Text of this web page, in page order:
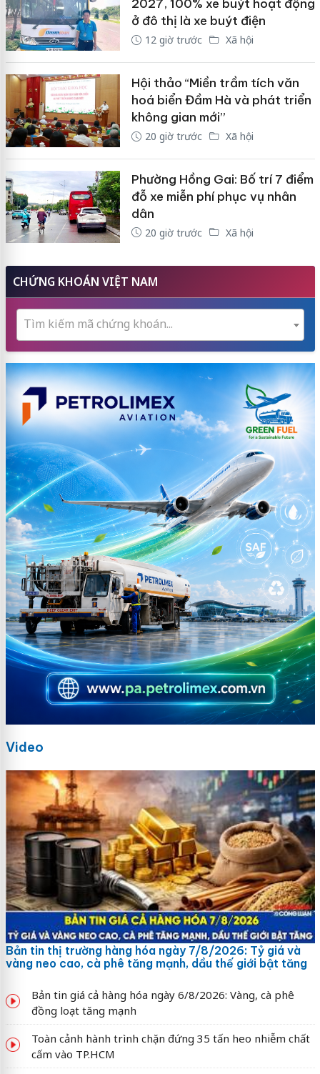
2027, 100% xe buýt hoạt động
ở đô thị là xe buýt điện
12 giờ trước Xã hội
Hội thảo “Miền trầm tích văn
hoá biển Đầm Hà và phát triển
không gian mới”
20 giờ trước Xã hội
Phường Hồng Gai: Bố trí 7 điểm
đỗ xe miễn phí phục vụ nhân
dân
20 giờ trước Xã hội
CHỨNG KHOÁN VIỆT NAM
Tìm kiếm mã chứng khoán...
Video
Bản tin thị trường hàng hóa ngày 7/8/2026: Tỷ giá và
vàng neo cao, cà phê tăng mạnh, dầu thế giới bật tăng
Bản tin giá cả hàng hóa ngày 6/8/2026: Vàng, cà phê
đồng loạt tăng mạnh
Toàn cảnh hành trình chặn đứng 35 tấn heo nhiễm chất
cấm vào TP.HCM